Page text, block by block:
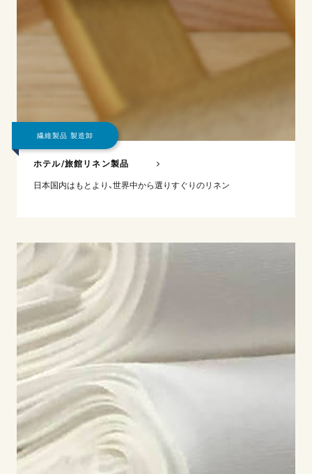
繊維製品 製造卸
ホテル/旅館リネン製品
日本国内はもとより、世界中から選りすぐりのリネン